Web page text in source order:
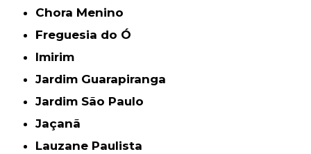
Chora Menino
Freguesia do Ó
Imirim
Jardim Guarapiranga
Jardim São Paulo
Jaçanã
Lauzane Paulista